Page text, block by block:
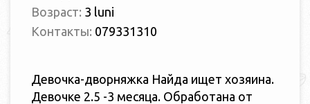
Возраст: 3 luni
Контакты: 079331310
Девочка-дворняжка Найда ищет хозяина.
Девочке 2.5 -3 месяца. Обработана от